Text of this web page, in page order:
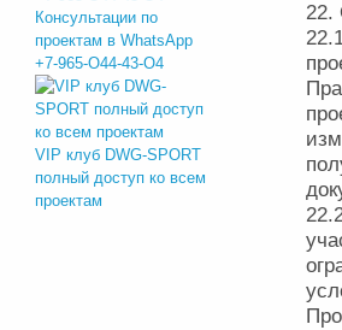
Консультации по
проектам в WhatsApp
+7-965-O44-43-O4
VIP клуб DWG-SPORT
полный доступ ко всем
проектам
22.